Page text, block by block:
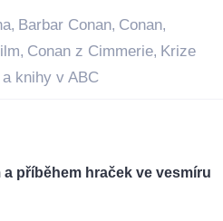
, Barbar Conan, Conan,
, Conan z Cimmerie, Krize
knihy v ABC
příběhem hraček ve vesmíru